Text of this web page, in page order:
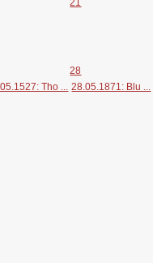
21
Tho ...
28
28.05.1871: Blu ...